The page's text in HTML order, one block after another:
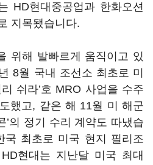
HD현대중공업과 한화오션
지목됐습니다.
위해 발빠르게 움직이고 있
8월 국내 조선소 최초로 미
쉬라’호 MRO 사업을 수주
했고, 같은 해 11월 미 해군
’의 정기 수리 계약도 따냈습
국 최초로 미국 현지 필리조
현대는 지난달 미국 최대